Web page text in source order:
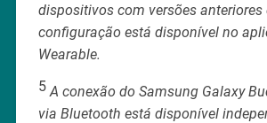
dispositivos com versões anteriores
configuração está disponível no
Wearable.
5A conexão do Samsung Galaxy
via Bluetooth está disponível